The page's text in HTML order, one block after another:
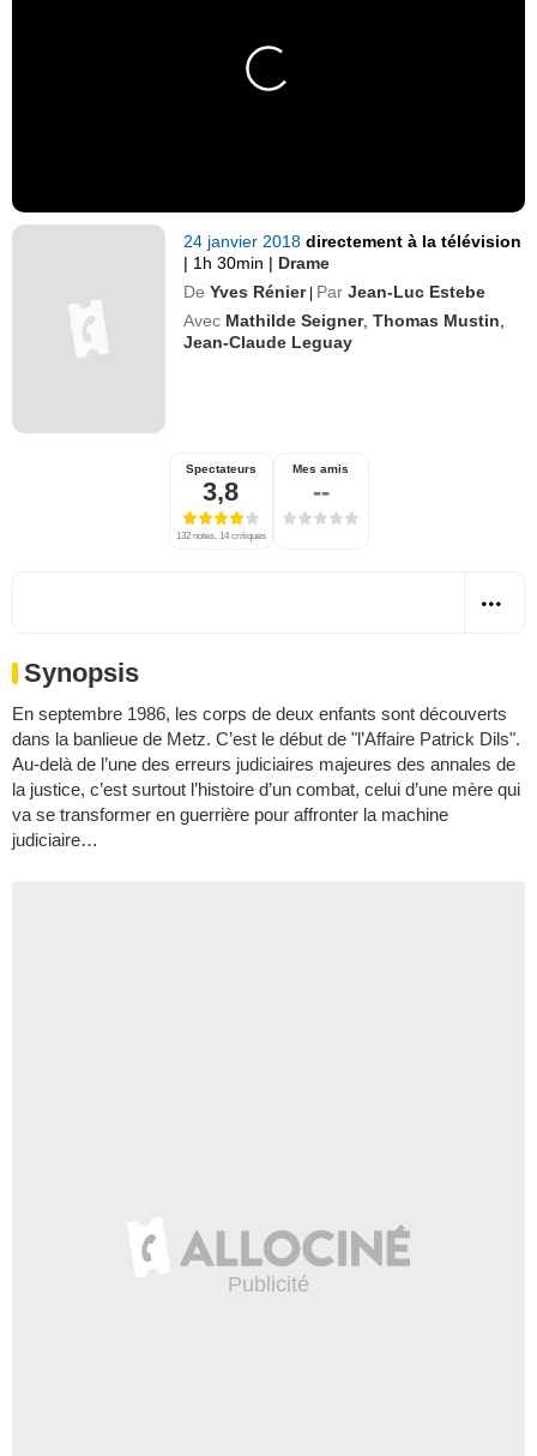
24 janvier 2018directement à la télévision
| 1h 30min | Drame
De Yves Rénier | Par Jean-Luc Estebe
Avec Mathilde Seigner,Thomas Mustin
Jean-Claude Leguay
Spectateurs
3,8
132 notes, 14 critiques
Mes amis
--
Synopsis
En septembre 1986, les corps de deux enfants sont découverts
dans la banlieue de Metz. C’est le début de "l’Affaire Patrick Dils".
Au-delà de l’une des erreurs judiciaires majeures des annales de
la justice, c’est surtout l’histoire d’un combat, celui d’une mère qui
va se transformer en guerrière pour affronter la machine
judiciaire…